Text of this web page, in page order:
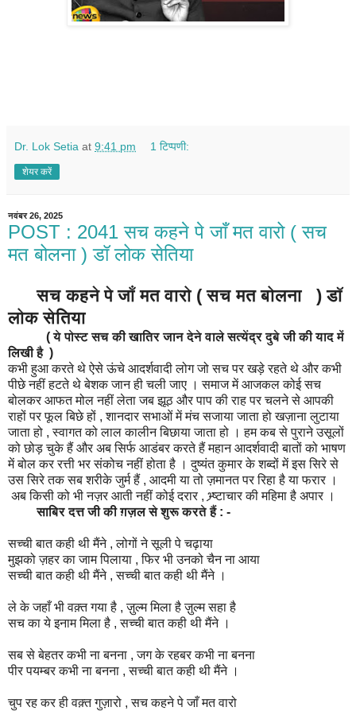
Dr. Lok Setia at 9:41 pm 1 टिप्पणी:
शेयर करें
नवंबर 26, 2025
POST : 2041 सच कहने पे जाँ मत वारो ( सच
मत बोलना ) डॉ लोक सेतिया
सच कहने पे जाँ मत वारो ( सच मत बोलना ) डॉ
लोक सेतिया
( ये पोस्ट सच की खातिर जान देने वाले सत्येंद्र दुबे जी की याद में
लिखी है )
कभी हुआ करते थे ऐसे ऊंचे आदर्शवादी लोग जो सच पर खड़े रहते थे और कभी
पीछे नहीं हटते थे बेशक जान ही चली जाए । समाज में आजकल कोई सच
बोलकर आफत मोल नहीं लेता जब झूठ और पाप की राह पर चलने से आपकी
राहों पर फूल बिछे हों , शानदार सभाओं में मंच सजाया जाता हो खज़ाना लुटाया
जाता हो , स्वागत को लाल कालीन बिछाया जाता हो । हम कब से पुराने उसूलों
को छोड़ चुके हैं और अब सिर्फ आडंबर करते हैं महान आदर्शवादी बातों को भाषण
में बोल कर रत्ती भर संकोच नहीं होता है । दुष्यंत कुमार के शब्दों में इस सिरे से
उस सिरे तक सब शरीके जुर्म हैं , आदमी या तो ज़मानत पर रिहा है या फरार ।
अब किसी को भी नज़र आती नहीं कोई दरार , भ्र्ष्टाचार की महिमा है अपार ।
साबिर दत्त जी की ग़ज़ल से शुरू करते हैं : -
सच्ची बात कही थी मैंने , लोगों ने सूली पे चढ़ाया
मुझको ज़हर का जाम पिलाया , फिर भी उनको चैन ना आया
सच्ची बात कही थी मैंने , सच्ची बात कही थी मैंने ।
ले के जहाँ भी वक़्त गया है , ज़ुल्म मिला है ज़ुल्म सहा है
सच का ये इनाम मिला है , सच्ची बात कही थी मैंने ।
सब से बेहतर कभी ना बनना , जग के रहबर कभी ना बनना
पीर पयम्बर कभी ना बनना , सच्ची बात कही थी मैंने ।
चुप रह कर ही वक़्त गुज़ारो , सच कहने पे जाँ मत वारो